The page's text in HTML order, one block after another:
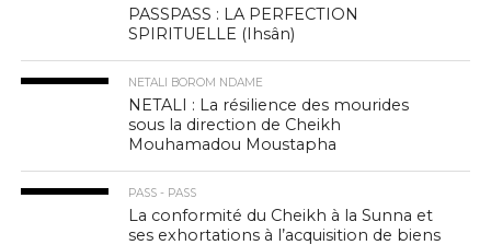
PASSPASS : LA PERFECTION
SPIRITUELLE (Ihsân)
NETALI BOROM NDAME
NETALI : La résilience des mourides
sous la direction de Cheikh
Mouhamadou Moustapha
PASS - PASS
La conformité du Cheikh à la Sunna et
ses exhortations à l’acquisition de biens